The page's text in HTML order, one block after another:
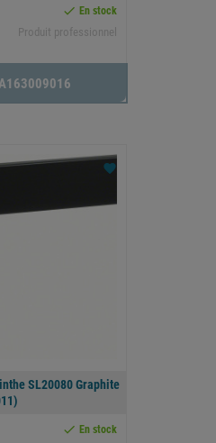
 En stock
Produit professionnel
SL20080 Graphite
 En stock
favorite